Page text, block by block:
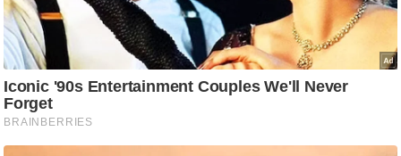
फै
श
न
घ
रे
लू